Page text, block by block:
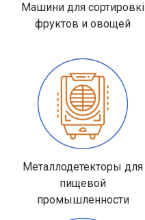
Машини для сортировкі
фруктов и овощей
Металлодетекторы для
пищевой
промышленности